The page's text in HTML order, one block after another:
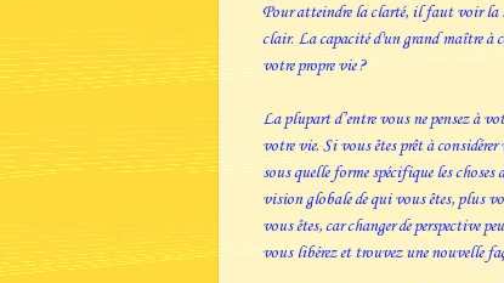
Pour atteindre la clarté, il faut voir la
clair. La capacité d'un grand maître à
votre propre vie ?
La plupart d’entre vous ne pensez à
votre vie. Si vous êtes prêt à
sous quelle forme spécifique les
vision globale de qui vous êtes, plus
vous êtes, car changer de perspective
vous libérez et trouvez une nouvelle